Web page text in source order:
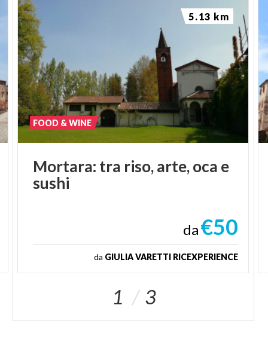
Mortara: tra riso,arte,oca e
sushi
FOOD & WINE
da€50
da GIULIA VARETTI RICEXPERIENCE
5.13 km
1 3